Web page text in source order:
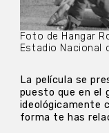
Foto de Hangar
Estadio Nacional
La película se
puesto que en el
ideológicamente
forma te has